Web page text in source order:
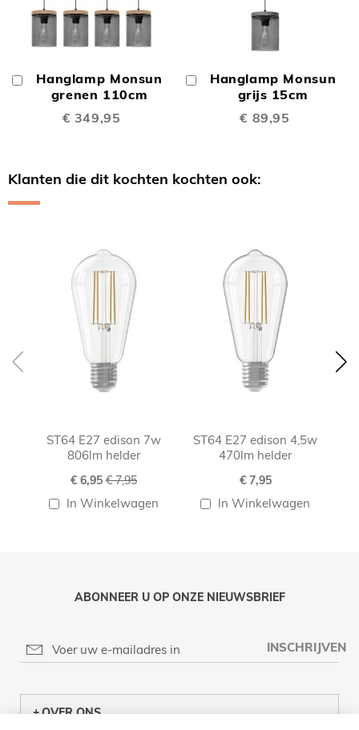
Hanglamp Monsun
grenen 110cm
€ 349,95
Winkelwagen
Hanglamp Monsun
grijs 15cm
€ 89,95
Winkelwagen
Klanten die dit kochten kochten ook:
ST64 E27 edison 7w
806lm helder
Speciale
€ 6,95 € 7,95
In Winkelwagen
ST64 E27 edison 4,5w
470lm helder
€ 7,95
In Winkelwagen
ABONNEER U OP ONZE NIEUWSBRIEF
INSCHRIJVEN
OVER ONS